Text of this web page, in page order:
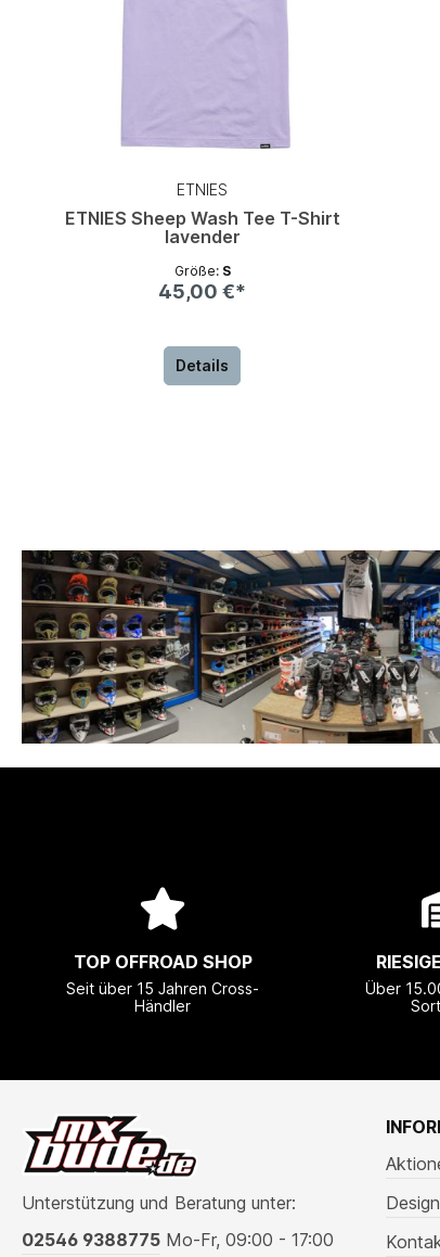
ETNIES
ETNIES Sheep Wash Tee T-Shirt
lavender
Größe: S
45,00 €*
Details
TOP OFFROAD SHOP
Seit über 15 Jahren Cross-
Händler
Über
Unterstützung und Beratung unter:
02546 9388775 Mo-Fr, 09:00 - 17:00